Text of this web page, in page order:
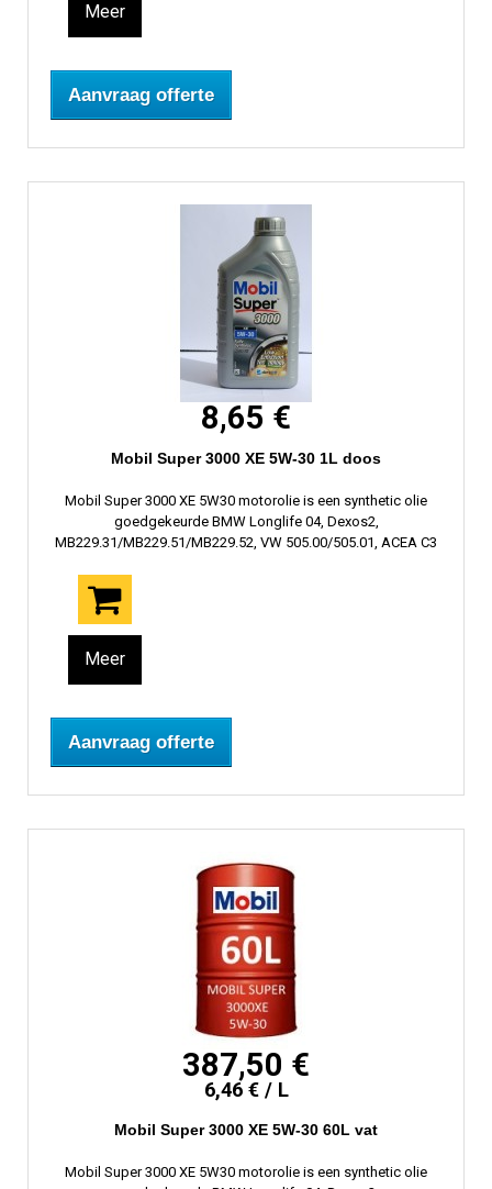
Meer
Aanvraag offerte
8,65 €
Mobil Super 3000 XE 5W-30 1L doos
Mobil Super 3000 XE 5W30 motorolie is een synthetic olie
goedgekeurde BMW Longlife 04, Dexos2,
MB229.31/MB229.51/MB229.52, VW 505.00/505.01, ACEA C3
Meer
Aanvraag offerte
387,50 €
6,46 € / L
Mobil Super 3000 XE 5W-30 60L vat
Mobil Super 3000 XE 5W30 motorolie is een synthetic olie